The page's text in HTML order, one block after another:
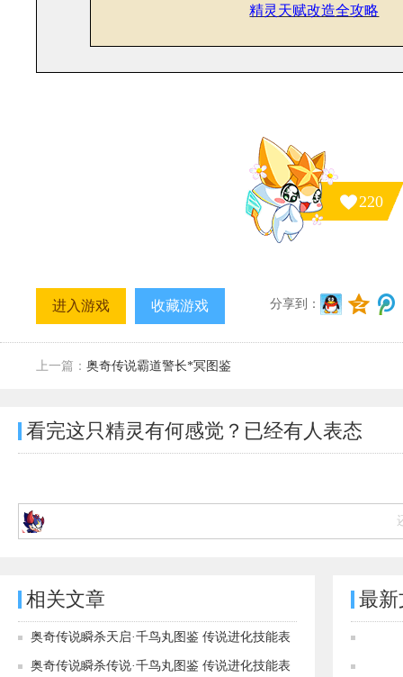
精灵天赋改造全攻略
220
进入游戏 收藏游戏 分享到：
上一篇： 奥奇传说霸道警长*冥图鉴
看完这只精灵有何感觉？已经有人表态
相关文章
奥奇传说瞬杀天启·千鸟丸图鉴 传说进化技能表
奥奇传说瞬杀传说·千鸟丸图鉴 传说进化技能表
最